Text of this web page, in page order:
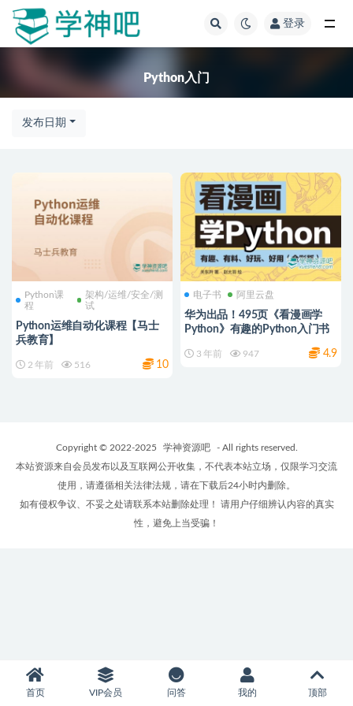
登录
Python入门
发布日期
Python课
程
架构/运维/安全/测
试
Python运维自动化课程【马士
兵教育】
2 年前 516 10
电子书 阿里云盘
华为出品！495页《看漫画学
Python》有趣的Python入门书
3 年前 947 4.9
Copyright © 2022-2025 学神资源吧
- All rights reserved.
本站资源来自会员发布以及互联网公开收集，不代表本站立场，仅限学习交流
使用，请遵循相关法律法规，请在下载后24小时内删除。
如有侵权争议、不妥之处请联系本站删除处理！ 请用户仔细辨认内容的真实
性，避免上当受骗！
首页 VIP会员 问答 我的 顶部